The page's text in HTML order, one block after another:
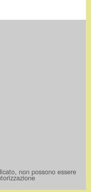
non possono essere